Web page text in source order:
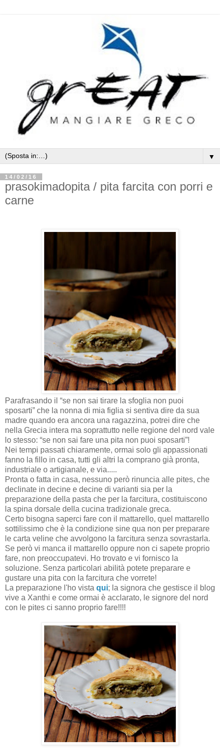
▼
14/02/16
prasokimadopita / pita farcita con porri e
carne
Parafrasando il “se non sai tirare la sfoglia non puoi
sposarti” che la nonna di mia figlia si sentiva dire da sua
madre quando era ancora una ragazzina, potrei dire che
nella Grecia intera ma soprattutto nelle regione del nord vale
lo stesso: “se non sai fare una pita non puoi sposarti”!
Nei tempi passati chiaramente, ormai solo gli appassionati
fanno la fillo in casa, tutti gli altri la comprano già pronta,
industriale o artigianale, e via.....
Pronta o fatta in casa, nessuno però rinuncia alle pites, che
declinate in decine e decine di varianti sia per la
preparazione della pasta che per la farcitura, costituiscono
la spina dorsale della cucina tradizionale greca.
Certo bisogna saperci fare con il mattarello, quel mattarello
sottilissimo che è la condizione sine qua non per preparare
le carta veline che avvolgono la farcitura senza sovrastarla.
Se però vi manca il mattarello oppure non ci sapete proprio
fare, non preoccupatevi. Ho trovato e vi fornisco la
soluzione. Senza particolari abilità potete preparare e
gustare una pita con la farcitura che vorrete!
La preparazione l'ho vista qui; la signora che gestisce il blog
vive a Xanthi e come ormai è acclarato, le signore del nord
con le pites ci sanno proprio fare!!!!